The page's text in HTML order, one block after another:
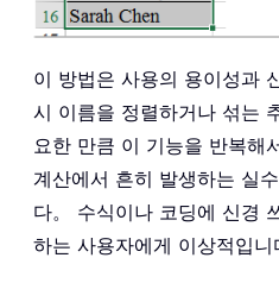
이 방법은 사용의 용이성과
시 이름을 정렬하거나 섞는
요한 만큼 이 기능을 반복해
계산에서 흔히 발생하는 실
다。 수식이나 코딩에 신경
하는 사용자에게 이상적입니